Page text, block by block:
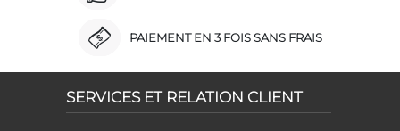
PAIEMENT EN 3 FOIS SANS FRAIS
SERVICES ET RELATION CLIENT